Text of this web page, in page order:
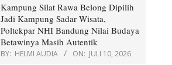
Kampung Silat Rawa Belong Dipilih
Jadi Kampung Sadar Wisata,
Poltekpar NHI Bandung Nilai Budaya
Betawinya Masih Autentik
BY: HELMI AUDIA ON: JULI 10, 2026